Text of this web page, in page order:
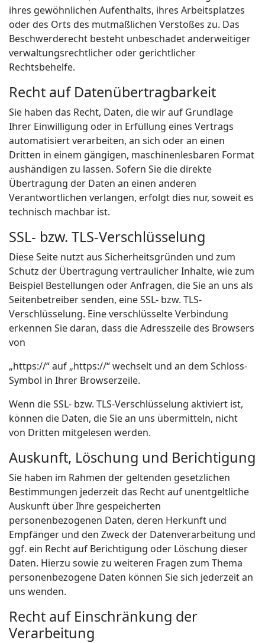
ihres gewöhnlichen Aufenthalts, ihres Arbeitsplatzes
oder des Orts des mutmaßlichen Verstoßes zu. Das
Beschwerderecht besteht unbeschadet anderweitiger
verwaltungsrechtlicher oder gerichtlicher
Rechtsbehelfe.
Recht auf Datenübertragbarkeit
Sie haben das Recht, Daten, die wir auf Grundlage
Ihrer Einwilligung oder in Erfüllung eines Vertrags
automatisiert verarbeiten, an sich oder an einen
Dritten in einem gängigen, maschinenlesbaren Format
aushändigen zu lassen. Sofern Sie die direkte
Übertragung der Daten an einen anderen
Verantwortlichen verlangen, erfolgt dies nur, soweit es
technisch machbar ist.
SSL- bzw. TLS-Verschlüsselung
Diese Seite nutzt aus Sicherheitsgründen und zum
Schutz der Übertragung vertraulicher Inhalte, wie zum
Beispiel Bestellungen oder Anfragen, die Sie an uns als
Seitenbetreiber senden, eine SSL- bzw. TLS-
Verschlüsselung. Eine verschlüsselte Verbindung
erkennen Sie daran, dass die Adresszeile des Browsers
von
„https://“ auf „https://“ wechselt und an dem Schloss-
Symbol in Ihrer Browserzeile.
Wenn die SSL- bzw. TLS-Verschlüsselung aktiviert ist,
können die Daten, die Sie an uns übermitteln, nicht
von Dritten mitgelesen werden.
Auskunft, Löschung und Berichtigung
Sie haben im Rahmen der geltenden gesetzlichen
Bestimmungen jederzeit das Recht auf unentgeltliche
Auskunft über Ihre gespeicherten
personenbezogenen Daten, deren Herkunft und
Empfänger und den Zweck der Datenverarbeitung und
ggf. ein Recht auf Berichtigung oder Löschung dieser
Daten. Hierzu sowie zu weiteren Fragen zum Thema
personenbezogene Daten können Sie sich jederzeit an
uns wenden.
Recht auf Einschränkung der
Verarbeitung